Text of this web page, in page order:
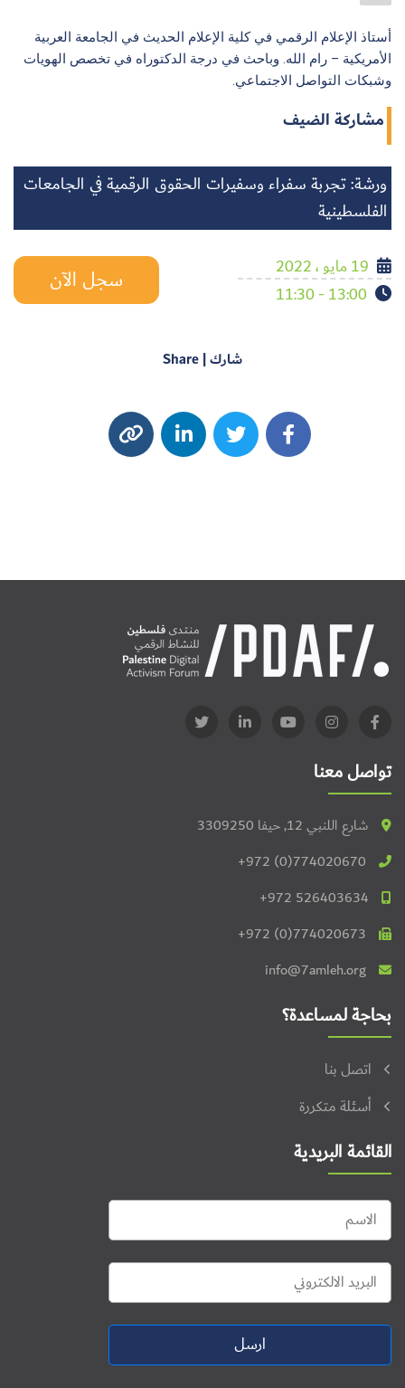
أستاذ الإعلام الرقمي في كلية الإعلام الحديث في الجامعة العربية
الأمريكية – رام الله. وباحث في درجة الدكتوراه في تخصص الهويات
وشبكات التواصل الاجتماعي.
مشاركة الضيف
ورشة: تجربة سفراء وسفيرات الحقوق الرقمية في الجامعات
الفلسطينية
19 مايو ، 2022
13:00 - 11:30
سجل الآن
شارك | Share
تواصل معنا
شارع اللنبي 12, حيفا 3309250
+972 (0)774020670
+972 526403634
+972 (0)774020673
info@7amleh.org
بحاجة لمساعدة؟
اتصل بنا
أسئلة متكررة
القائمة البريدية
ارسل